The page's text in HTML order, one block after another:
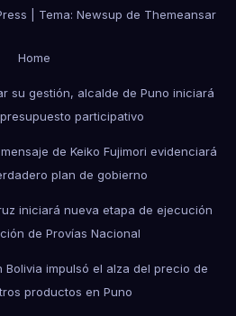
Tema: Newsup de Themeansar
Home
su gestión, alcalde de Puno iniciará
participativo
de Keiko Fujimori evidenciará
plan de gobierno
iniciará nueva etapa de ejecución
de Provías Nacional
impulsó el alza del precio de
productos en Puno